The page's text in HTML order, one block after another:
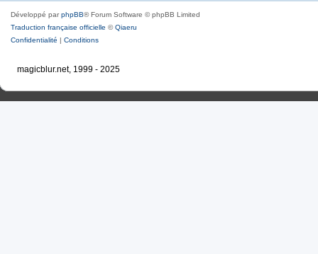
Développé parphpBB® Forum Software © phpBB Limited
Traduction française officielle ©Qiaeru
Confidentialité | Conditions
magicblur.net, 1999 - 2025